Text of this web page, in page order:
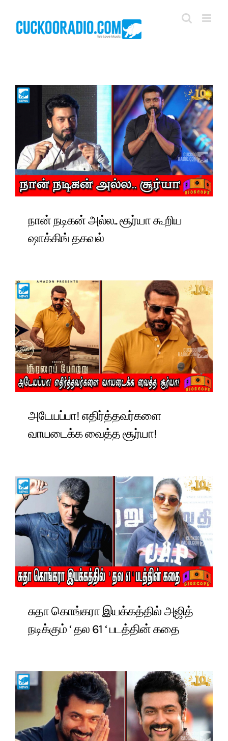
content
நான் நடிகன் அல்ல.. சூர்யா கூறிய
ஷாக்கிங் தகவல்
அடேயப்பா! எதிர்த்தவர்களை
வாயடைக்க வைத்த சூர்யா!
சுதா கொங்கரா இயக்கத்தில் அஜித்
நடிக்கும் ‘ தல 61 ‘ படத்தின் கதை